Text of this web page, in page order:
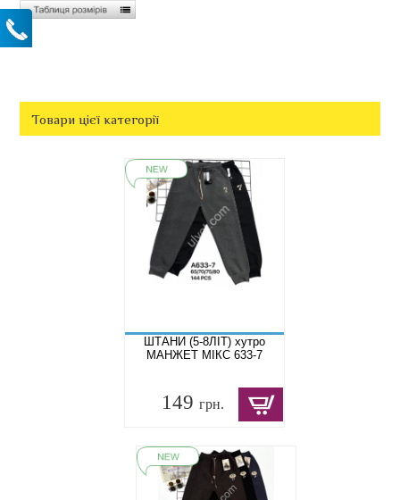
Товари цієї категорії
ШТАНИ (5-8ЛІТ) хутро
МАНЖЕТ МІКС 633-7
149 грн.